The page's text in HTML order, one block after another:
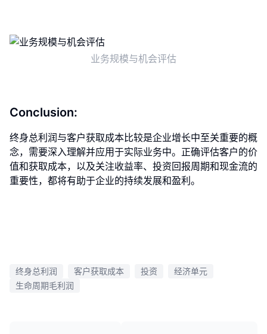
业务规模与机会评估
Conclusion:
终身总利润与客户获取成本比较是企业增长中至关重要的概
念，需要深入理解并应用于实际业务中。正确评估客户的价
值和获取成本，以及关注收益率、投资回报周期和现金流的
重要性，都将有助于企业的持续发展和盈利。
终身总利润 客户获取成本 投资
经济单元
生命周期毛利润